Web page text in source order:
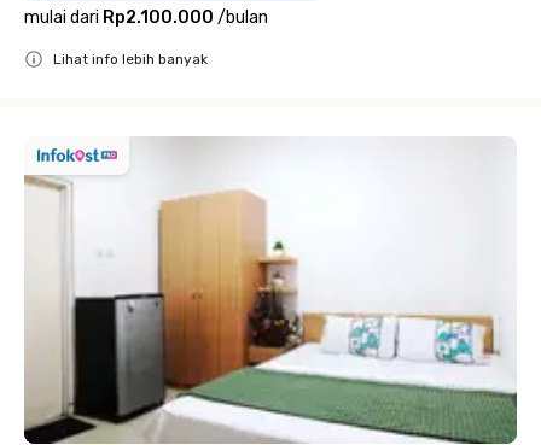
mulai dari Rp2.100.000 /bulan
Lihat info lebih banyak